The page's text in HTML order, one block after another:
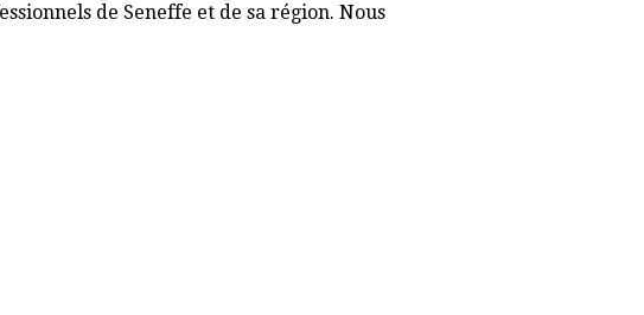
de Seneffe et de sa région. Nous